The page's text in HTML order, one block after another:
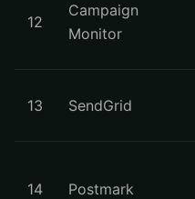
12
Campaign
Monitor
13 SendGrid
14 Postmark